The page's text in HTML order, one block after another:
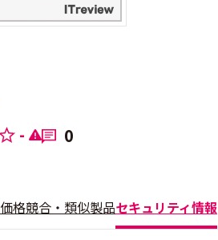
- 0
価格競合・類似製品セキュリティ情報